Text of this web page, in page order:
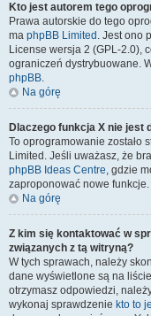
Kto jest autorem tego
Prawa autorskie do tego
ma phpBB Limited . Jest ono
License wersja 2 (GPL-2.0),
ograniczeń dystrybuowane.
phpBB.
Na górę
Dlaczego funkcja X nie jest
To oprogramowanie zostało
Limited. Jeśli uważasz, że
phpBB Ideas Centre, gdzie
zaproponować nowe funkcje.
Na górę
Z kim się kontaktować w
związanych z tą witryną?
W tych sprawach, należy
dane wyświetlone są na
otrzymasz odpowiedzi,
wykonaj sprawdzenie kto to